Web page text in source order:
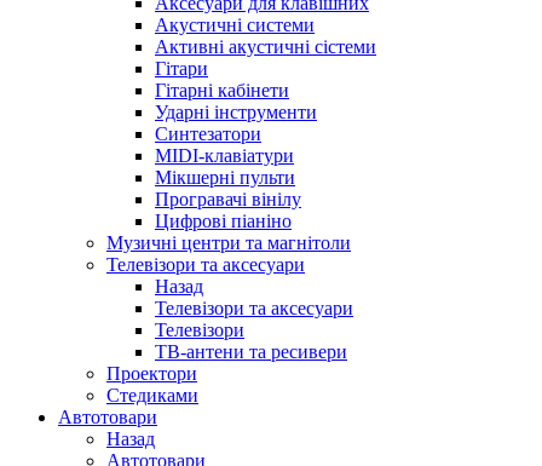
Акустичні системи
Активні акустичні сістеми
Гітари
Гітарні кабінети
Ударні інструменти
Синтезатори
MIDI-клавіатури
Мікшерні пульти
Програвачі вінілу
Цифрові піаніно
Музичні центри та магнітоли
Телевізори та аксесуари
Назад
Телевізори та аксесуари
Телевізори
ТВ-антени та ресивери
Проектори
Стедиками
Автотовари
Назад
Автотовари